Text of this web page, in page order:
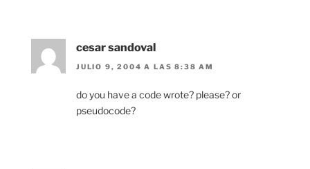
cesar sandoval
JULIO 9, 2004 A LAS 8:38 AM
do you have a code wrote? please? or
pseudocode?